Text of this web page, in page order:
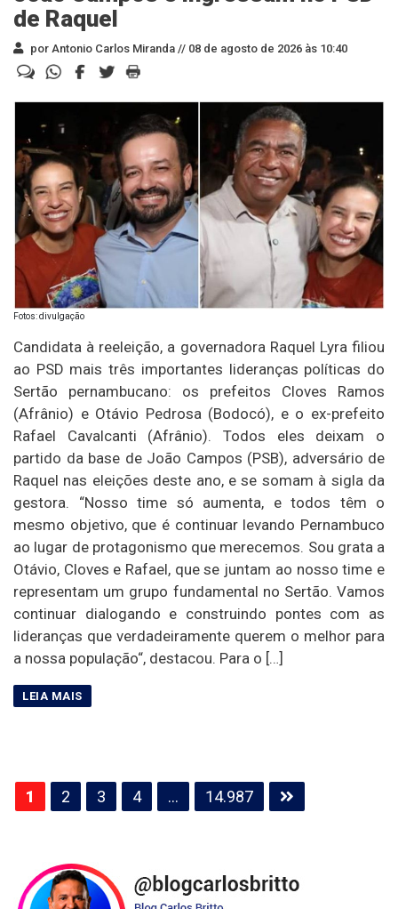
de Raquel
por Antonio Carlos Miranda // 08 de agosto de 2026 às 10:40
Fotos: divulgação
Candidata à reeleição, a governadora Raquel Lyra filiou
ao PSD mais três importantes lideranças políticas do
Sertão pernambucano: os prefeitos Cloves Ramos
(Afrânio) e Otávio Pedrosa (Bodocó), e o ex-prefeito
Rafael Cavalcanti (Afrânio). Todos eles deixam o
partido da base de João Campos (PSB), adversário de
Raquel nas eleições deste ano, e se somam à sigla da
gestora. “Nosso time só aumenta, e todos têm o
mesmo objetivo, que é continuar levando Pernambuco
ao lugar de protagonismo que merecemos. Sou grata a
Otávio, Cloves e Rafael, que se juntam ao nosso time e
representam um grupo fundamental no Sertão. Vamos
continuar dialogando e construindo pontes com as
lideranças que verdadeiramente querem o melhor para
a nossa população“, destacou. Para o […]
Paginação
de
1 2 3 4 … 14.987